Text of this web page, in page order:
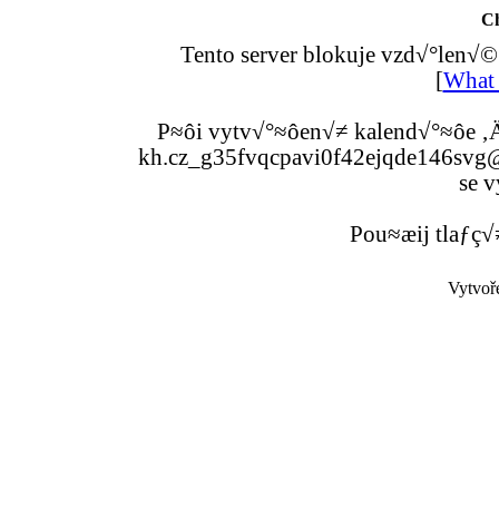
Tento server blokuje
[What
P≈ôi vytv√°≈ôen√≠ kalend√°≈ôe
se
Pou≈æij